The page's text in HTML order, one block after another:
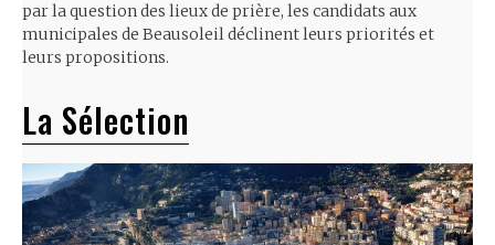
par la question des lieux de prière, les candidats aux
municipales de Beausoleil déclinent leurs priorités et
leurs propositions.
La Sélection